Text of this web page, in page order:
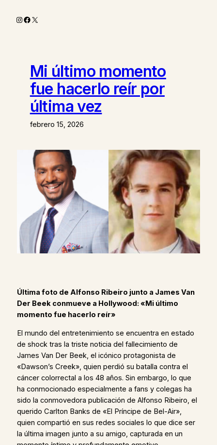
Instagram
Facebook
X
Mi último momento
fue hacerlo reír por
última vez
febrero 15, 2026
Última foto de Alfonso Ribeiro junto a James Van
Der Beek conmueve a Hollywood: «Mi último
momento fue hacerlo reír»
El mundo del entretenimiento se encuentra en estado
de shock tras la triste noticia del fallecimiento de
James Van Der Beek, el icónico protagonista de
«Dawson’s Creek», quien perdió su batalla contra el
cáncer colorrectal a los 48 años. Sin embargo, lo que
ha conmocionado especialmente a fans y colegas ha
sido la conmovedora publicación de Alfonso Ribeiro, el
querido Carlton Banks de «El Príncipe de Bel-Air»,
quien compartió en sus redes sociales lo que dice ser
la última imagen junto a su amigo, capturada en un